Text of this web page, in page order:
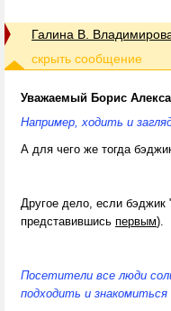
Галина В.
Уважаемый Борис
Например, ходить и
А для чего же тогда
Другое дело, если бэджик
представившись первым).
Посетители все люди
подходить и